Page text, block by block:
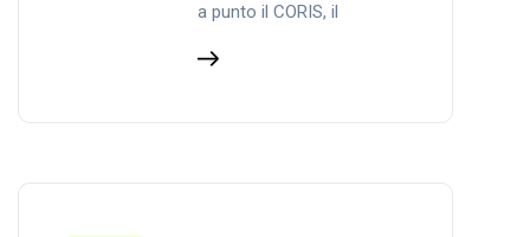
a punto il CORIS, il